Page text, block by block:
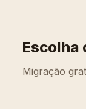
Escolha
Migração